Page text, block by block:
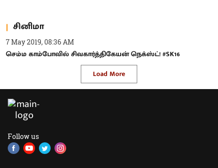
சினிமா
7 May 2019, 08:36 AM
செம்ம காம்போவில் சிவகார்த்திகேயன் நெக்ஸ்ட்! #SK16
Load More
Follow us